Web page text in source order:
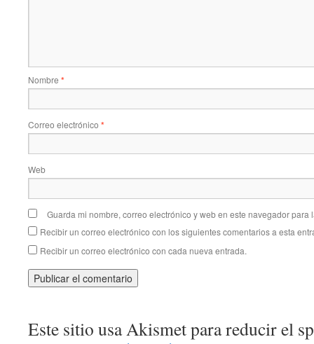
Nombre *
Correo electrónico *
Web
Guarda mi nombre, correo electrónico y web en este navegador para
Recibir un correo electrónico con los siguientes comentarios a esta
Recibir un correo electrónico con cada nueva entrada.
Este sitio usa Akismet para reducir el